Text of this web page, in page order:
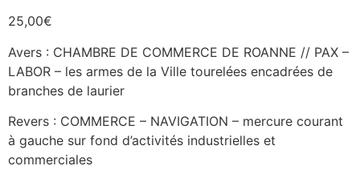
25,00€
Avers : CHAMBRE DE COMMERCE DE ROANNE // PAX –
LABOR – les armes de la Ville tourelées encadrées de
branches de laurier
Revers : COMMERCE – NAVIGATION – mercure courant
à gauche sur fond d’activités industrielles et
commerciales